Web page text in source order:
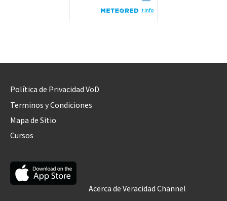
Política de Privacidad VoD
Terminos y Condiciones
Mapa de Sitio
Cursos
Acerca de Veracidad Channel